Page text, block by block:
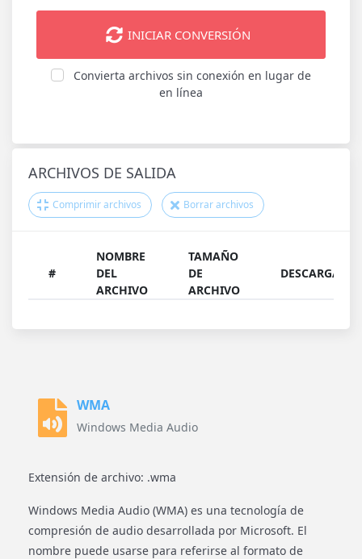
INICIAR CONVERSIÓN
Convierta archivos sin conexión en lugar de
en línea
ARCHIVOS DE SALIDA
Comprimir archivos Borrar archivos
#
NOMBRE
DEL
ARCHIVO
TAMAÑO
DE
ARCHIVO
DESCARGAR
WMA
Windows Media Audio
Extensión de archivo: .wma
Windows Media Audio (WMA) es una tecnología de
compresión de audio desarrollada por Microsoft. El
nombre puede usarse para referirse al formato de